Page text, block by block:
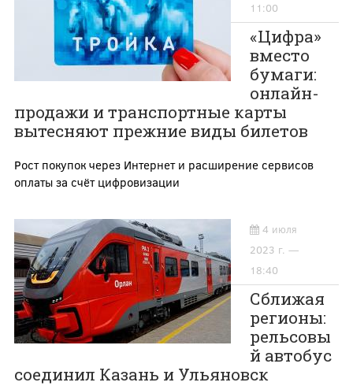
11:00
«Цифра»
вместо
бумаги:
онлайн-
продажи и транспортные карты
вытесняют прежние виды билетов
Рост покупок через Интернет и расширение сервисов
оплаты за счёт цифровизации
4 июля
2023 г. —
18:40
Сближая
регионы:
рельсовы
й автобус
соединил Казань и Ульяновск